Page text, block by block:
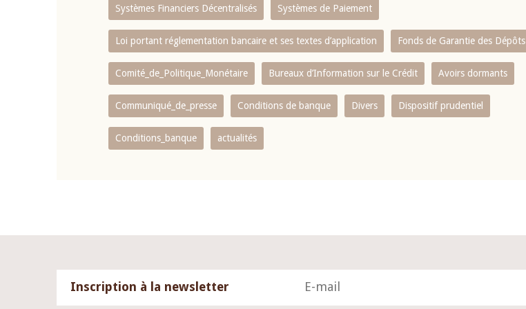
Systèmes Financiers Décentralisés Systèmes de Paiement
Loi portant réglementation bancaire et ses textes d’application Fonds de Garantie des Dépôts
Comité_de_Politique_Monétaire Bureaux d’Information sur le Crédit Avoirs dormants
Communiqué_de_presse Conditions de banque Divers Dispositif prudentiel
Conditions_banque actualités
Inscription à la newsletter